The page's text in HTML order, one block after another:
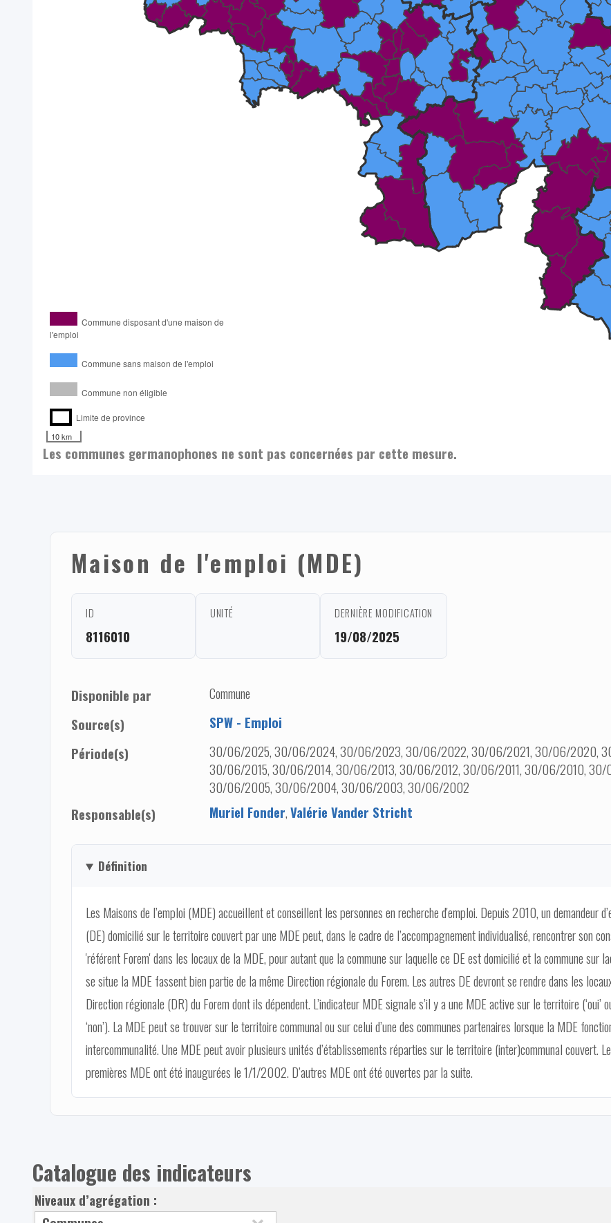
Commune disposant d'une maison de
l'emploi
Commune sans maison de l'emploi
Commune non éligible
Limite de province
10 km
Les communes germanophones ne sont pas concernées par cette mesure.
Maison de l'emploi (MDE)
ID
8116010
UNITÉ DERNIÈRE MODIFICATION
19/08/2025
Disponible par
Commune
Source(s)
SPW - Emploi
Période(s)
30/06/2025, 30/06/2024, 30/06/2023, 30/06/2022, 30/06/2021, 30/06/2020,
30/06/2015, 30/06/2014, 30/06/2013, 30/06/2012, 30/06/2011, 30/06/2010,
30/06/2005, 30/06/2004, 30/06/2003, 30/06/2002
Responsable(s)
Muriel Fonder,Valérie Vander Stricht
Définition
Les Maisons de l’emploi (MDE) accueillent et conseillent les personnes en recherche d'emploi. Depuis 2010, un demandeur
(DE) domicilié sur le territoire couvert par une MDE peut, dans le cadre de l’accompagnement individualisé, rencontrer son
'référent Forem' dans les locaux de la MDE, pour autant que la commune sur laquelle ce DE est domicilié et la commune sur
se situe la MDE fassent bien partie de la même Direction régionale du Forem. Les autres DE devront se rendre dans les
Direction régionale (DR) du Forem dont ils dépendent. L’indicateur MDE signale s’il y a une MDE active sur le territoire (‘oui’
‘non’). La MDE peut se trouver sur le territoire communal ou sur celui d’une des communes partenaires lorsque la MDE
intercommunalité. Une MDE peut avoir plusieurs unités d’établissements réparties sur le territoire (inter)communal couvert.
premières MDE ont été inaugurées le 1/1/2002. D’autres MDE ont été ouvertes par la suite.
Catalogue des indicateurs
Niveaux d’agrégation :